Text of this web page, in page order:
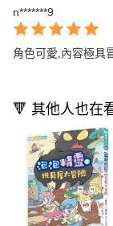
n*******9
角色可愛,內容極具
🔻 其他人也在